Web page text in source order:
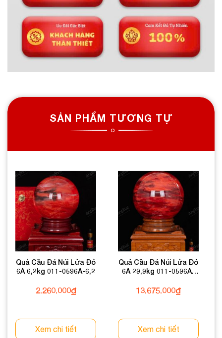
SẢN PHẨM TƯƠNG TỰ
Quả Cầu Đá Núi Lửa Đỏ
6A 6,2kg 011-0596A-6,2
2.260.000₫
Xem chi tiết
Quả Cầu Đá Núi Lửa Đỏ
6A 29,9kg 011-0596A-
13.675.000₫
Xem chi tiết